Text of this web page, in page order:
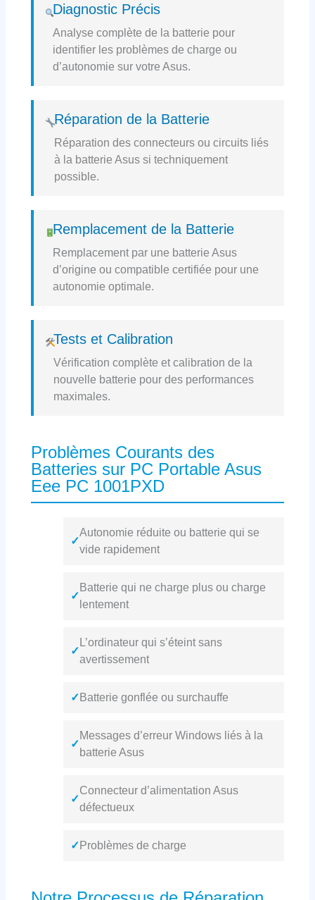
Diagnostic Précis
Analyse complète de la batterie pour
identifier les problèmes de charge ou
d’autonomie sur votre Asus.
Réparation de la Batterie
Réparation des connecteurs ou circuits liés
à la batterie Asus si techniquement
possible.
Remplacement de la Batterie
Remplacement par une batterie Asus
d’origine ou compatible certifiée pour une
autonomie optimale.
Tests et Calibration
Vérification complète et calibration de la
nouvelle batterie pour des performances
maximales.
Problèmes Courants des
Batteries sur PC Portable Asus
Eee PC 1001PXD
✓
Autonomie réduite ou batterie qui se
vide rapidement
✓
Batterie qui ne charge plus ou charge
lentement
✓
L’ordinateur qui s’éteint sans
avertissement
✓ Batterie gonflée ou surchauffe
✓
Messages d’erreur Windows liés à la
batterie Asus
✓
Connecteur d’alimentation Asus
défectueux
✓ Problèmes de charge